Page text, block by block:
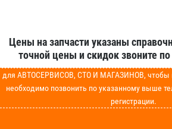
Цены на запчасти указаны
точной цены и скидок звоните
для АВТОСЕРВИСОВ, СТО И МАГАЗИНОВ,
необходимо позвонить по указанному выше
регистрации.